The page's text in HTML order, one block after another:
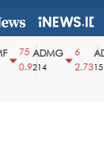
75
0.9
ADMG
214
2.731510